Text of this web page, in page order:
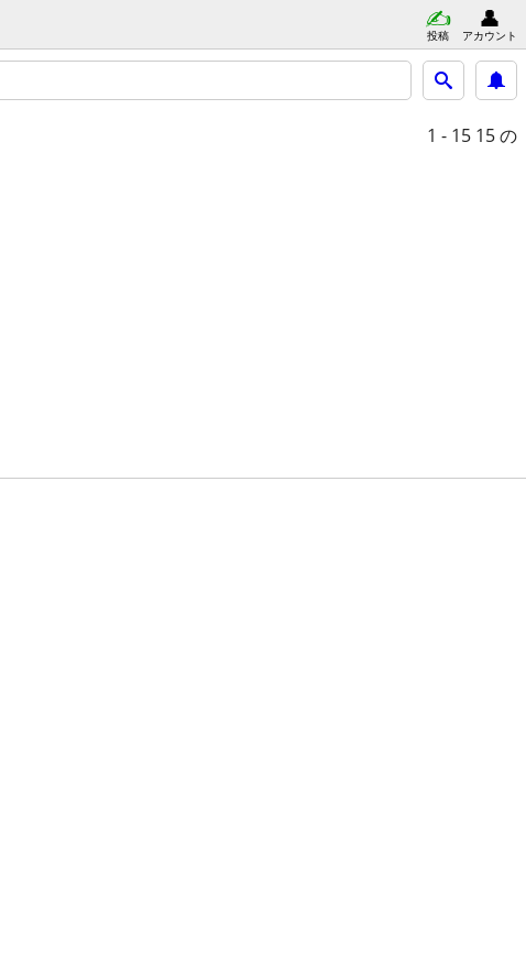
投稿 アカウント
1 - 15 15 の